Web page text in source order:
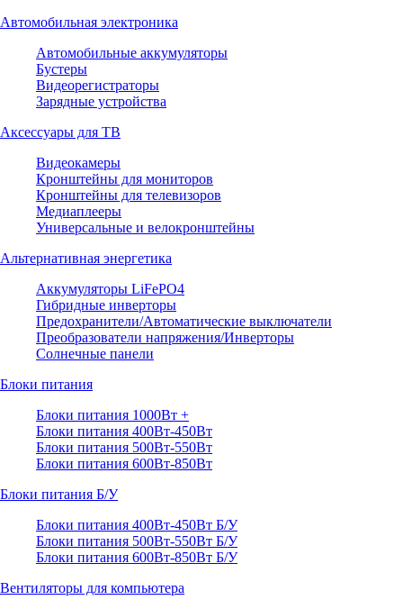
Автомобильная электроника
Автомобильные аккумуляторы
Бустеры
Видеорегистраторы
Зарядные устройства
Аксессуары для ТВ
Видеокамеры
Кронштейны для мониторов
Кронштейны для телевизоров
Медиаплееры
Универсальные и велокронштейны
Альтернативная энергетика
Аккумуляторы LiFePO4
Гибридные инверторы
Предохранители/Автоматические выключатели
Преобразователи напряжения/Инверторы
Солнечные панели
Блоки питания
Блоки питания 1000Вт +
Блоки питания 400Вт-450Вт
Блоки питания 500Вт-550Вт
Блоки питания 600Вт-850Вт
Блоки питания Б/У
Блоки питания 400Вт-450Вт Б/У
Блоки питания 500Вт-550Вт Б/У
Блоки питания 600Вт-850Вт Б/У
Вентиляторы для компьютера